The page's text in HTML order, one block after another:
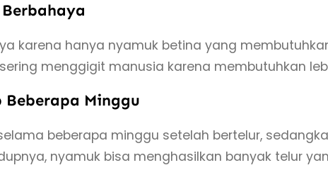
karena hanya nyamuk betina yang
menggigit manusia karena membutuhkan
Minggu
beberapa minggu setelah bertelur,
nyamuk bisa menghasilkan banyak telur